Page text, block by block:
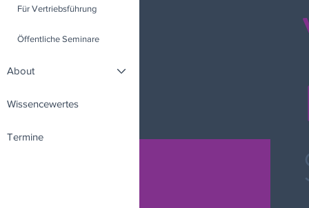
Für Vertriebsführung
Öffentliche Seminare
About
Wissencewertes
Termine